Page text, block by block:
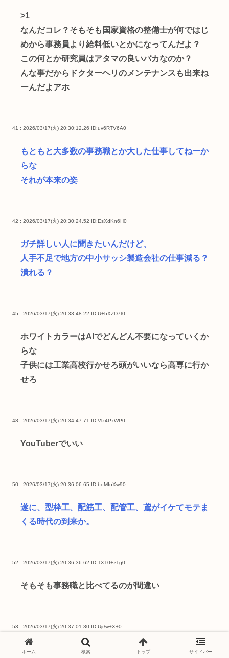
>1
なんだコレ？そもそも国家資格の整備士が何ではじ
めから事務員より給料低いとかになってんだよ？
この何とか研究員はアタマの良いバカなのか？
んな事だからドクターヘリのメンテナンスも出来ね
ーんだよアホ
41 : 2026/03/17(火) 20:30:12.26 ID:uv6RTV6A0
もともと大多数の事務職とか大した仕事してねーか
らな
それが本来の姿
42 : 2026/03/17(火) 20:30:24.52 ID:EsXdKn6H0
ガチ詳しい人に聞きたいんだけど、
人手不足で地方の中小サッシ製造会社の仕事減る？
潰れる？
45 : 2026/03/17(火) 20:33:48.22 ID:U+hXZD7t0
ホワイトカラーはAIでどんどん不要になっていくか
らな
子供には工業高校行かせろ頭がいいなら高専に行か
せろ
48 : 2026/03/17(火) 20:34:47.71 ID:Vlz4PxWP0
YouTuberでいい
50 : 2026/03/17(火) 20:36:06.65 ID:boMIuXw90
遂に、型枠工、配筋工、配管工、鳶がイケてモテま
くる時代の到来か。
52 : 2026/03/17(火) 20:36:36.62 ID:TXT0+zTg0
そもそも事務職と比べてるのが間違い
53 : 2026/03/17(火) 20:37:01.30 ID:Ujr/w+X+0
ガテン系、メンテ系
ホーム 検索 トップ サイドバー